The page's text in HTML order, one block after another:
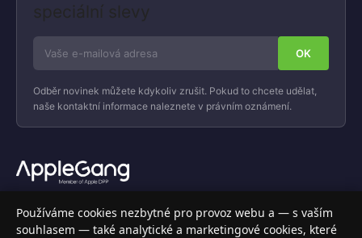
speciální slevy
Odběr novinek můžete kdykoliv zrušit. Pokud to chcete udělat,
naše kontaktní informace naleznete v právním oznámení.
Váš specializovaný obchod s Apple produkty, příslušenstvím a
elektronikou. Nakupujte bezpečně a s jistotou.
Používáme cookies nezbytné pro provoz webu a — s vaším
souhlasem — také analytické a marketingové cookies, které